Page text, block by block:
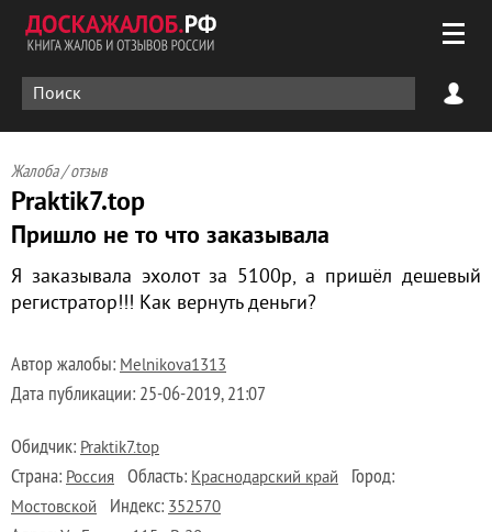
Жалоба / отзыв
Praktik7.top
Пришло не то что заказывала
Я заказывала эхолот за 5100р, а пришёл дешевый
регистратор!!! Как вернуть деньги?
Автор жалобы: Melnikova1313
Дата публикации: 25-06-2019, 21:07
Обидчик: Praktik7.top
Страна: Россия Область: Краснодарский край Город:
Мостовской Индекс: 352570